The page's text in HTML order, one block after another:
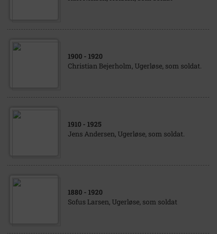
1900 - 1920
Christian Bejerholm, Ugerløse, som soldat.
1910 - 1925
Jens Andersen, Ugerløse, som soldat.
1880 - 1920
Sofus Larsen, Ugerløse, som soldat